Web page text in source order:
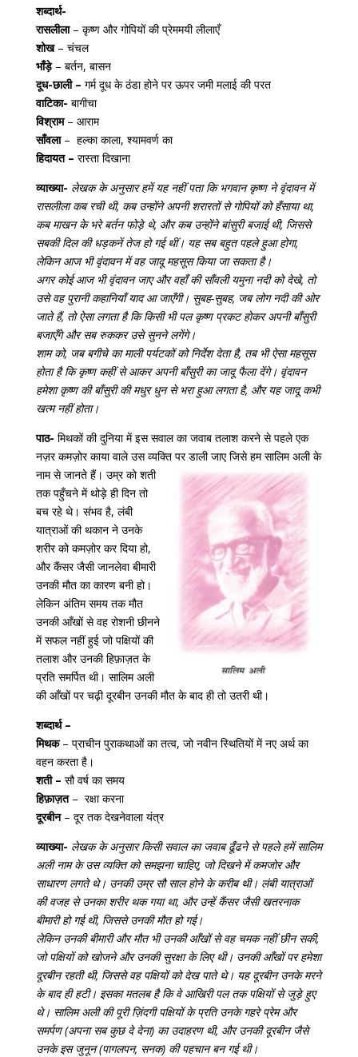
शब्दार्थ-
रासलीला– कृष्ण और गोपियों की प्रेममयी लीलाएँ
शोख– चंचल
भाँड़े– बर्तन, बासन
दूध-छाली – गर्म दूध के ठंडा होने पर ऊपर जमी मलाई की परत
वाटिका- बागीचा
विश्राम– आराम
साँवला– हल्का काला, श्यामवर्ण का
हिदायत – रास्ता दिखाना
व्याख्या- लेखक के अनुसार हमें यह नहीं पता कि भगवान कृष्ण ने वृंदावन में
रासलीला कब रची थी, कब उन्होंने अपनी शरारतों से गोपियों को हँसाया था,
कब माखन के भरे बर्तन फोड़े थे, और कब उन्होंने बांसुरी बजाई थी, जिससे
सबकी दिल की धड़कनें तेज हो गई थीं। यह सब बहुत पहले हुआ होगा,
लेकिन आज भी वृंदावन में वह जादू महसूस किया जा सकता है।
अगर कोई आज भी वृंदावन जाए और वहाँ की साँवली यमुना नदी को देखे, तो
उसे वह पुरानी कहानियाँ याद आ जाएँगी। सुबह-सुबह, जब लोग नदी की ओर
जाते हैं, तो ऐसा लगता है कि किसी भी पल कृष्ण प्रकट होकर अपनी बाँसुरी
बजाएँगे और सब रुककर उसे सुनने लगेंगे।
शाम को, जब बगीचे का माली पर्यटकों को निर्देश देता है, तब भी ऐसा महसूस
होता है कि कृष्ण कहीं से आकर अपनी बाँसुरी का जादू फैला देंगे। वृंदावन
हमेशा कृष्ण की बाँसुरी की मधुर धुन से भरा हुआ लगता है, और यह जादू कभी
खत्म नहीं होता।
पाठ- मिथकों की दुनिया में इस सवाल का जवाब तलाश करने से पहले एक
नज़र कमज़ोर काया वाले उस व्यक्ति पर डाली जाए जिसे हम सालिम अलीके
नाम से जानते हैं। उम्र को शती
तक पहुँचने में थोड़े ही दिन तो
बच रहे थे। संभव है, लंबी
यात्राओं की थकान ने उनके
शरीर को कमज़ोर कर दिया हो,
और कैंसर जैसी जानलेवा बीमारी
उनकी मौत का कारण बनी हो।
लेकिन अंतिम समय तक मौत
उनकी आँखों से वह रोशनी छीनने
में सफल नहीं हुई जो पक्षियों की
तलाश और उनकी हिफ़ाज़त के
प्रति समर्पित थी। सालिम अली
की आँखों पर चढ़ी दूरबीन उनकी मौत के बाद ही तो उतरी थी।
शब्दार्थ –
मिथक– प्राचीन पुराकथाओं का तत्व, जो नवीन स्थितियों में नए अर्थ का
वहन करता है।
शती – सौ वर्ष का समय
हिफ़ाज़त– रक्षा करना
दूरबीन– दूर तक देखनेवाला यंत्र
व्याख्या- लेखक के अनुसार किसी सवाल का जवाब ढूँढने से पहले हमें सालिम
अली नाम के उस व्यक्ति को समझना चाहिए, जो दिखने में कमजोर और
साधारण लगते थे। उनकी उम्र सौ साल होने के करीब थी। लंबी यात्राओं
की वजह से उनका शरीर थक गया था, और उन्हें कैंसर जैसी खतरनाक
बीमारी हो गई थी, जिससे उनकी मौत हो गई।
लेकिन उनकी बीमारी और मौत भी उनकी आँखों से वह चमक नहीं छीन सकी,
जो पक्षियों को खोजने और उनकी सुरक्षा के लिए थी। उनकी आँखों पर हमेशा
दूरबीन रहती थी, जिससे वह पक्षियों को देख पाते थे। यह दूरबीन उनके मरने
के बाद ही हटी। इसका मतलब है कि वे आखिरी पल तक पक्षियों से जुड़े हुए
थे। सालिम अली की पूरी ज़िंदगी पक्षियों के प्रति उनके गहरे प्रेम और
समर्पण (अपना सब कुछ दे देना) का उदाहरण थी, और उनकी दूरबीन जैसे
उनके इस जुनून (पागलपन, सनक) की पहचान बन गई थी।